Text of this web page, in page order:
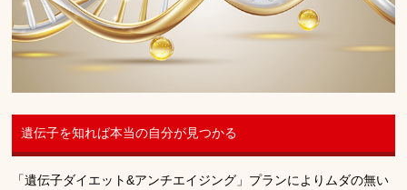
遺伝子を知れば本当の自分が見つかる
「遺伝子ダイエット&アンチエイジング」プランによりムダの無い